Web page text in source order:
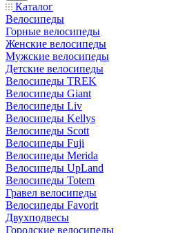
Каталог
Велосипеды
Горные велосипеды
Женские велосипеды
Мужские велосипеды
Детские велосипеды
Велосипеды TREK
Велосипеды Giant
Велосипеды Liv
Велосипеды Kellys
Велосипеды Scott
Велосипеды Fuji
Велосипеды Merida
Велосипеды UpLand
Велосипеды Totem
Гравел велосипеды
Велосипеды Favorit
Двухподвесы
Городские велосипеды